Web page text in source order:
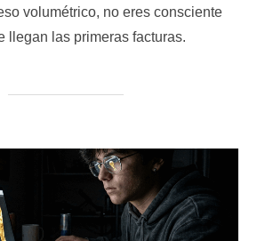
volumétrico, no eres consciente
llegan las primeras facturas.